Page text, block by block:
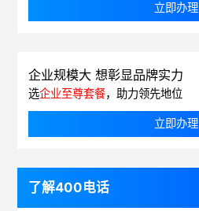
立即办理
企业规模大 想彰显品牌实力
选企业至尊套餐，助力领先地位
立即办理
了解400电话